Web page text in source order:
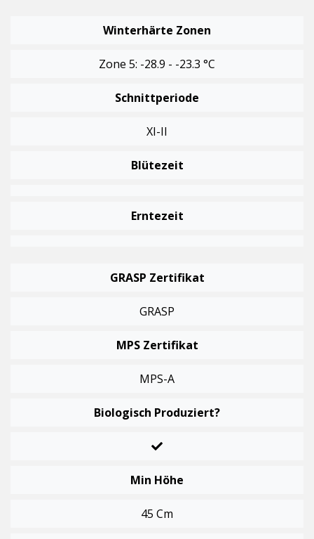
Winterhärte Zonen
Zone 5: -28.9 - -23.3 °C
Schnittperiode
XI-II
Blütezeit
Erntezeit
GRASP Zertifikat
GRASP
MPS Zertifikat
MPS-A
Biologisch Produziert?
Min Höhe
45 Cm